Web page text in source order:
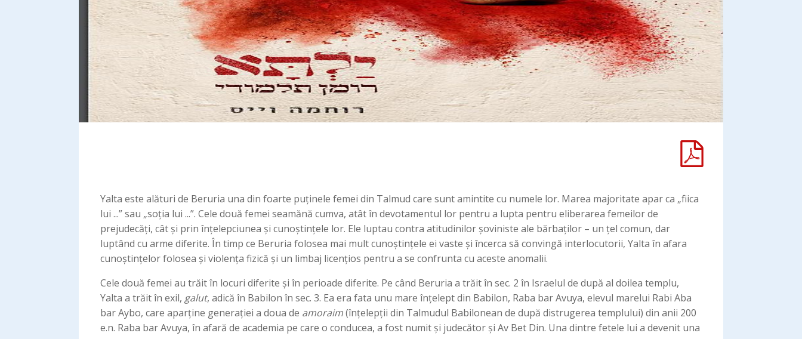
Yalta este alături de Beruria una din foarte puținele femei din Talmud care sunt amintite cu numele lor. Marea majoritate apar ca „fiica
lui ...” sau „soția lui ...”. Cele două femei seamănă cumva, atât în devotamentul lor pentru a lupta pentru eliberarea femeilor de
prejudecăți, cât și prin înțelepciunea și cunoștințele lor. Ele luptau contra atitudinilor șoviniste ale bărbaților – un țel comun, dar
luptând cu arme diferite. În timp ce Beruria folosea mai mult cunoștințele ei vaste și încerca să convingă interlocutorii, Yalta în afara
cunoștințelor folosea și violența fizică și un limbaj licențios pentru a se confrunta cu aceste anomalii.
Cele două femei au trăit în locuri diferite și în perioade diferite. Pe când Beruria a trăit în sec. 2 în Israelul de după al doilea templu,
Yalta a trăit în exil, galut, adică în Babilon în sec. 3. Ea era fata unu mare înțelept din Babilon, Raba bar Avuya, elevul marelui Rabi Aba
bar Aybo, care aparține generației a doua de amoraim(înțelepții din Talmudul Babilonean de după distrugerea templului) din anii 200
e.n. Raba bar Avuya, în afară de academia pe care o conducea, a fost numit și judecător și Av Bet Din. Una dintre fetele lui a devenit una